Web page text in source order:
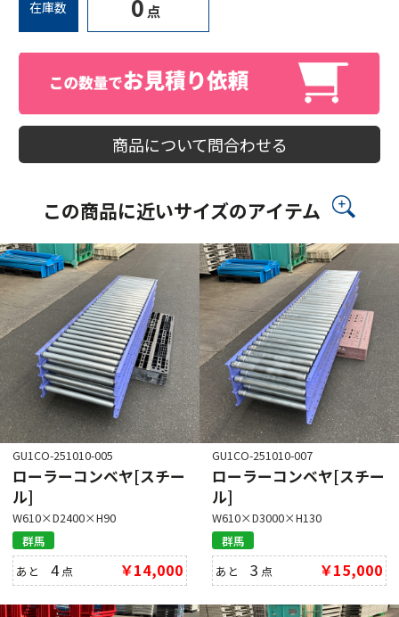
在庫数 0 点
商品について問合わせる
この商品に近いサイズのアイテム
GU1CO-251010-005
ローラーコンベヤ[スチー
ル]
W610×D2400×H90
群馬
あと4点 ￥14,000
GU1CO-251010-007
ローラーコンベヤ[スチー
ル]
W610×D3000×H130
群馬
あと3 点 ￥15,000